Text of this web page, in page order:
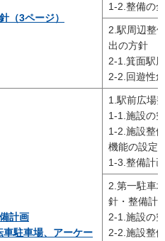
（3ページ）
1-2.整備の
2.駅周辺整
出の方針
2-1.箕面駅
2-2.回遊性
計画
車駐車場、アーケー
1.駅前広場
1-1.施設の
1-2.施設整
機能の設定
1-3.整備計画
2.第一駐車
針・整備計
2-1.施設の
2-2.施設整